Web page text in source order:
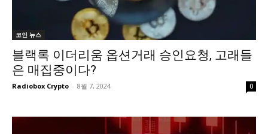
코인 뉴스
블랙록 이더리움 옵션거래 승인요청, 고래들
은 매집중이다?
Radiobox Crypto - 8월 7, 2024 0